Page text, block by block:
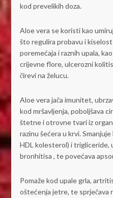
kod prevelikih doza.
Aloe vera se koristi kao
što regulira probavu i kiselost
poremećaja i raznih upala,
crijevne flore, ulcerozni
čirevi na želucu.
Aloe vera jača imunitet,
kod mršavljenja, poboljšava
štetne i otrovne tvari iz
razinu šećera u krvi.
HDL kolesterol) i trigliceride,
bronhitisa , te povećava
Pomaže kod upale grla,
oštećenja jetre, te sprječava